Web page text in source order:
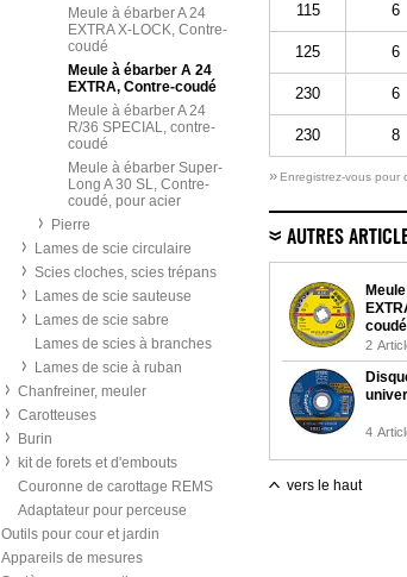
Meule à ébarber A 24
EXTRA X-LOCK, Contre-
coudé
Meule à ébarber A 24
EXTRA, Contre-coudé
Meule à ébarber A 24
R/36 SPECIAL, contre-
coudé
Meule à ébarber Super-
Long A 30 SL, Contre-
coudé, pour acier
Pierre
Lames de scie circulaire
Scies cloches, scies trépans
Lames de scie sauteuse
Lames de scie sabre
Lames de scies à branches
Lames de scie à ruban
Chanfreiner, meuler
Carotteuses
Burin
kit de forets et d'embouts
Couronne de carottage REMS
Adaptateur pour perceuse
Outils pour cour et jardin
Appareils de mesures
115 6
125 6
230 6
230 8
» Enregistrez-vous pour
AUTRES
coudé
2
4
vers le haut